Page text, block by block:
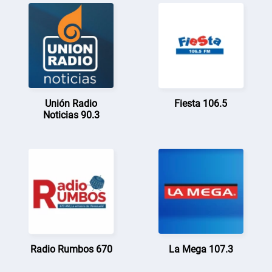
Unión Radio
Noticias 90.3
Fiesta 106.5
Radio Rumbos 670 La Mega 107.3